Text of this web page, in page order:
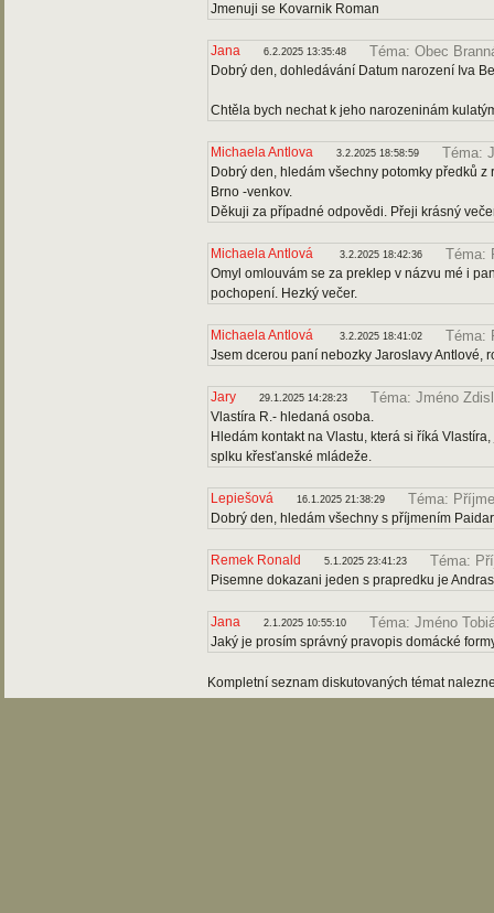
Jmenuji se Kovarnik Roman
Jana 6.2.2025 13:35:48 Téma: Obec
Dobrý den, dohledávání Datum narození Iva
Chtěla bych nechat k jeho narozeninám
Michaela Antlova 3.2.2025 18:58:59 Téma:
Dobrý den, hledám všechny potomky předků
Brno -venkov.
Děkuji za případné odpovědi. Přeji krásný
Michaela Antlová 3.2.2025 18:42:36 Téma:
Omyl omlouvám se za preklep v názvu mé i
pochopení. Hezký večer.
Michaela Antlová 3.2.2025 18:41:02 Téma:
Jsem dcerou paní nebozky Jaroslavy Antlové,
Jary 29.1.2025 14:28:23 Téma: Jméno
Vlastíra R.- hledaná osoba.
Hledám kontakt na Vlastu, která si říká
splku křesťanské mládeže.
Lepiešová 16.1.2025 21:38:29 Téma:
Dobrý den, hledám všechny s příjmením
Remek Ronald 5.1.2025 23:41:23 Téma:
Pisemne dokazani jeden s prapredku je
Jana 2.1.2025 10:55:10 Téma: Jméno
Jaký je prosím správný pravopis domácké
Kompletní seznam diskutovaných témat